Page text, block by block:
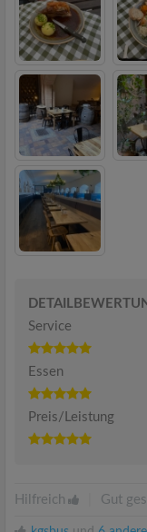
Service
Essen
Preis/Leistung
Hilfreich Gut